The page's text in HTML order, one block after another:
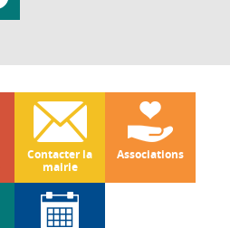
Contacter la
mairie
Associations